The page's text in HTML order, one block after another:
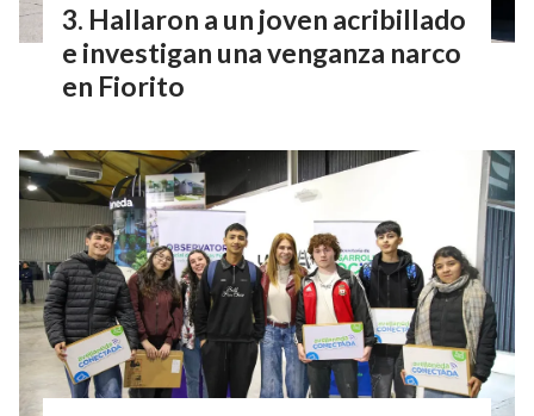
Hallaron a un joven acribillado
e investigan una venganza narco
en Fiorito